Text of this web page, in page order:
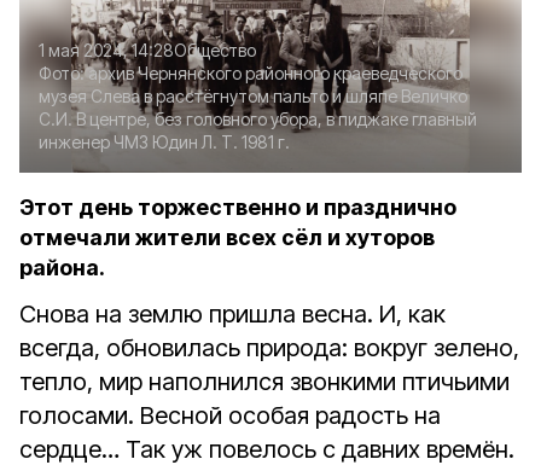
1 мая 2024, 14:28Общество
Фото:архив Чернянского районного краеведческого
музея Слева в расстёгнутом пальто и шляпе Величко
С.И. В центре, без головного убора, в пиджаке главный
инженер ЧМЗ Юдин Л. Т. 1981 г.
Этот день торжественно и празднично
отмечали жители всех сёл и хуторов
района.
Снова на землю пришла весна. И, как
всегда, обновилась природа: вокруг зелено,
тепло, мир наполнился звонкими птичьими
голосами. Весной особая радость на
сердце… Так уж повелось с давних времён.